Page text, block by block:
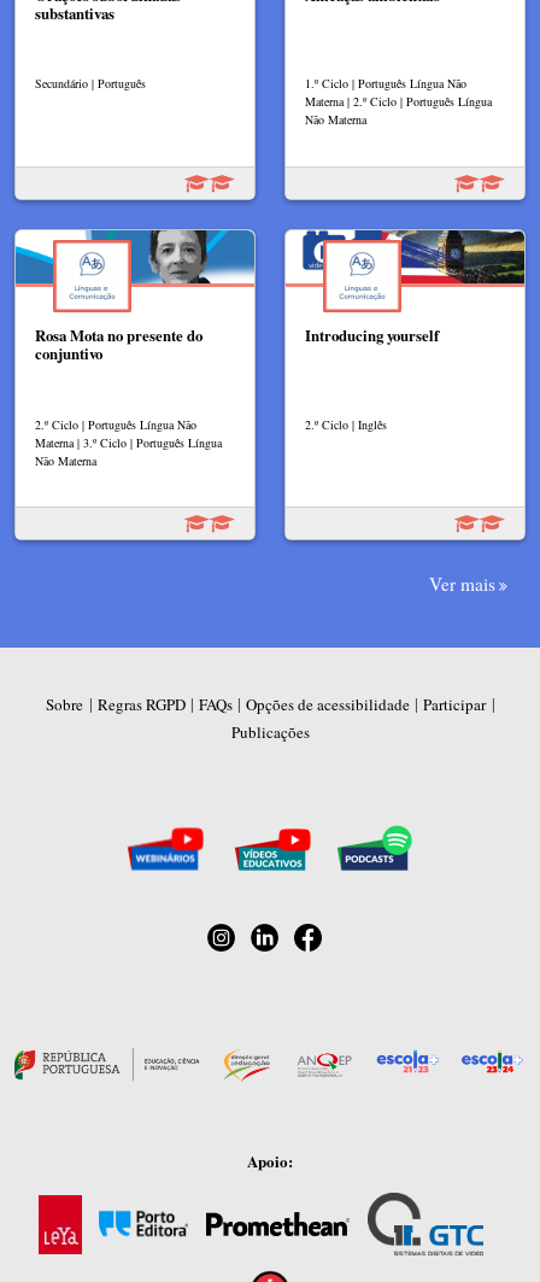
substantivas
Secundário | Português
1.º Ciclo | Português Língua Não
Materna | 2.º Ciclo | Português Língua
Não Materna
Rosa Mota no presente do
conjuntivo
2.º Ciclo | Português Língua Não
Materna | 3.º Ciclo | Português Língua
Não Materna
Introducing yourself
2.º Ciclo | Inglês
Ver mais
Sobre | Regras RGPD| FAQs| Opções de acessibilidade| Participar|
Publicações
Apoio: